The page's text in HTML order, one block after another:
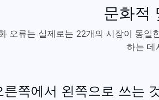
문화적
오류는 실제로는 22개의 시장이 동
하는 데
른쪽에서 왼쪽으로 쓰는